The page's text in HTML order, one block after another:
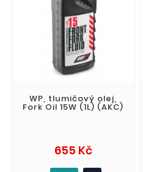
WP, tlumičový olej,
Fork Oil 15W (1L) (AKC)
655 KčCena